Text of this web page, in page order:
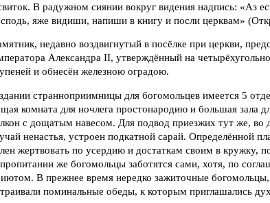
В радужном сиянии вокруг видения надпись: «Аз
яже видиши, напиши в книгу и посли церквам»
недавно воздвигнутый в посёлке при церкви,
Александра II, утверждённый на
и обнесён железною оградою.
странноприимницы для богомольцев имеется 5
комната для ночлега простонародию и большая зала
с дощатым навесом. Для подвод приезжих тут же,
ненастья, устроен подкатной сарай. Определённой
жертвовать по усердию и достаткам своим в кружку,
же богомольцы заботятся сами, хотя, по
В прежнее время нередко зажиточные
поминальные обеды, к которым приглашались